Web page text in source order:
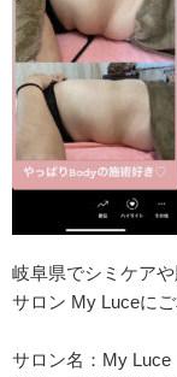
岐阜県でシミケア
サロン My Luceにご
サロン名：My Luce